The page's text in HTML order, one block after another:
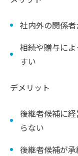
社内外の関係
相続や贈与に
すい
デメリット
後継者候補に
らない
後継者候補が